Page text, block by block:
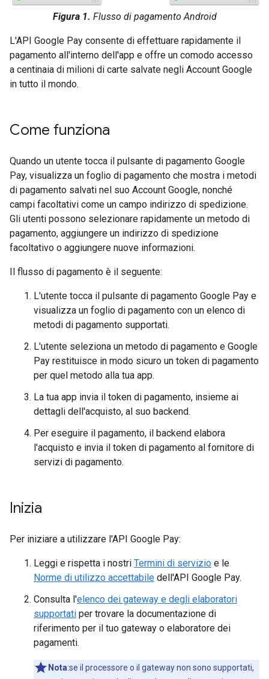
Figura 1. Flusso di pagamento Android
L'API Google Pay consente di effettuare rapidamente il
pagamento all'interno dell'app e offre un comodo accesso
a centinaia di milioni di carte salvate negli Account Google
in tutto il mondo.
Come funziona
Quando un utente tocca il pulsante di pagamento Google
Pay, visualizza un foglio di pagamento che mostra i metodi
di pagamento salvati nel suo Account Google, nonché
campi facoltativi come un campo indirizzo di spedizione.
Gli utenti possono selezionare rapidamente un metodo di
pagamento, aggiungere un indirizzo di spedizione
facoltativo o aggiungere nuove informazioni.
Il flusso di pagamento è il seguente:
L'utente tocca il pulsante di pagamento Google Pay e
visualizza un foglio di pagamento con un elenco di
metodi di pagamento supportati.
L'utente seleziona un metodo di pagamento e Google
Pay restituisce in modo sicuro un token di pagamento
per quel metodo alla tua app.
La tua app invia il token di pagamento, insieme ai
dettagli dell'acquisto, al suo backend.
Per eseguire il pagamento, il backend elabora
l'acquisto e invia il token di pagamento al fornitore di
servizi di pagamento.
Inizia
Per iniziare a utilizzare l'API Google Pay:
Leggi e rispetta i nostri Termini di servizio e le
Norme di utilizzo accettabile dell'API Google Pay.
Consulta l'elenco dei gateway e degli elaboratori
supportati per trovare la documentazione di
riferimento per il tuo gateway o elaboratore dei
pagamenti.
Nota:se il processore o il gateway non sono supportati,